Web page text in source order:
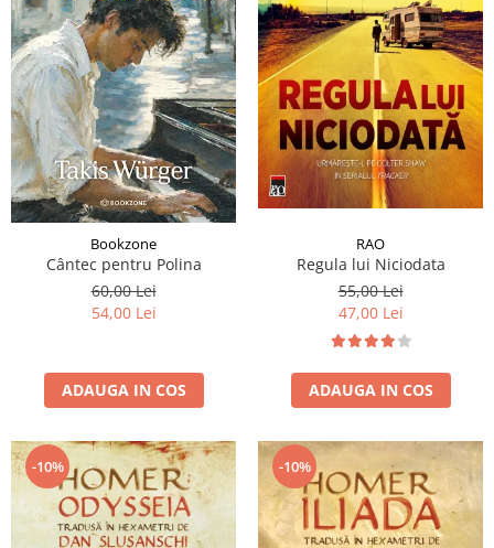
Bookzone
Cântec pentru Polina
60,00 Lei
54,00 Lei
ADAUGA IN COS
RAO
Regula lui Niciodata
55,00 Lei
47,00 Lei
ADAUGA IN COS
-10% -10%